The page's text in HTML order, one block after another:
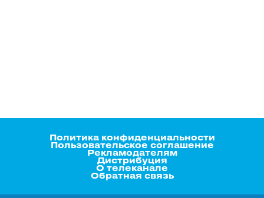
Политика конфиденциальности
Пользовательское соглашение
Рекламодателям
Дистрибуция
О телеканале
Обратная связь